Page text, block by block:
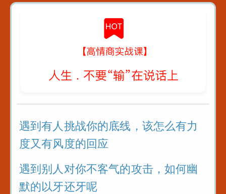
曾国藩4条识人术_教你看人不走眼
对待不同人处世十法则
教你6招_没人能算计你
遇到有人挑战你的底线，该怎么有力
度又有风度的回应
遇到别人对你不客气的攻击，如何幽
默的以牙还牙呢